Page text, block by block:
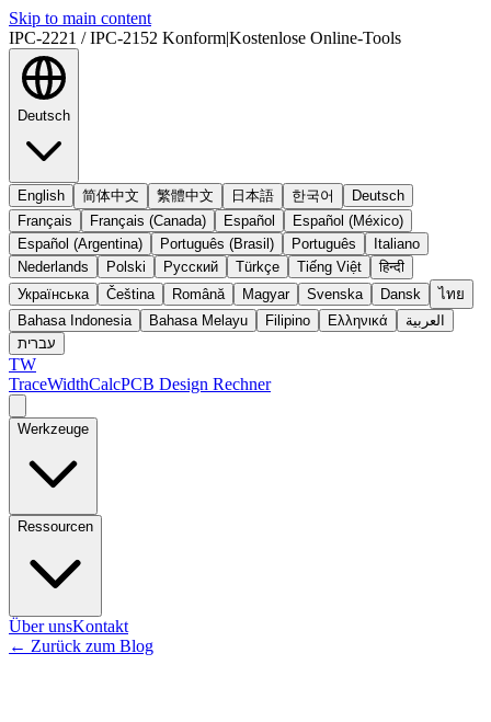
Skip to main content
IPC-2221 / IPC-2152 Konform|Kostenlose Online-Tools
Deutsch
English 简体中文 繁體中文 日本語 한국어
Deutsch
Français
Français (Canada) Español
Español (México)
Español (Argentina)
Português (Brasil) Português
Italiano
Nederlands
Polski Русский Türkçe Tiếng Việt
हिन्दी
Українська
Čeština Română Magyar Svenska Dansk
ไทย
Bahasa Indonesia
Bahasa Melayu Filipino Ελληνικά
العربية
עברית
TW
TraceWidthCalcPCB Design Rechner
Werkzeuge
Ressourcen
Über unsKontakt
← Zurück zum Blog